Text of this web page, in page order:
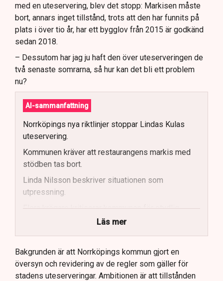
med en uteservering, blev det stopp: Markisen måste
bort, annars inget tillstånd, trots att den har funnits på
plats i över tio år, har ett bygglov från 2015 är godkänd
sedan 2018.
– Dessutom har jag ju haft den över uteserveringen de
två senaste somrarna, så hur kan det bli ett problem
nu?
AI-sammanfattning
Norrköpings nya riktlinjer stoppar Lindas Kulas
uteservering.
Kommunen kräver att restaurangens markis med
stödben tas bort.
Linda Nilsson beskriver situationen som
utpressning.
Flera krögare kritiserar kommunen för otydlig
Kommunen vill skapa enhetliga regler för
uteserveringar.
Lindas Kula ställer in uteserveringen för
sommaren.
Läs mer
Bakgrunden är att Norrköpings kommun gjort en
översyn och revidering av de regler som gäller för
stadens uteserveringar. Ambitionen är att tillstånden